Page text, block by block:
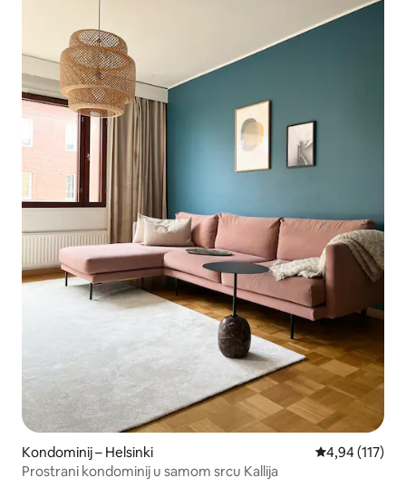
Kondominij – Helsinki Prosječna
4,94 (117)
Prostrani kondominij u samom srcu Kallija